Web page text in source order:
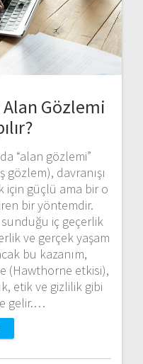
Alan Gözlemi
“alan gözlemi”
gözlem), davranışı
güçlü ama bir o
bir yöntemdir.
iç geçerlik
ve gerçek yaşam
bu kazanım,
(Hawthorne etkisi),
etik ve gizlilik gibi
gelir.…